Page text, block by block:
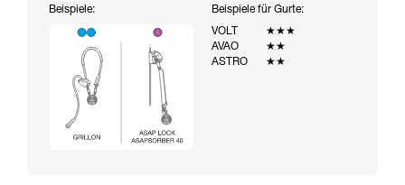
Beispiele:
Beispiele für Gurte:
VOLT
★★★
AVAO
★★
ASTRO
★★